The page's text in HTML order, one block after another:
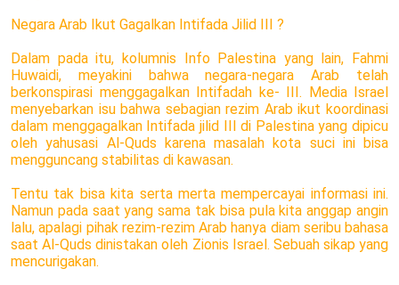
Negara Arab Ikut Gagalkan Intifada Jilid III ?
Dalam pada itu, kolumnis Info Palestina yang lain, Fahmi
Huwaidi, meyakini bahwa negara-negara Arab telah
berkonspirasi menggagalkan Intifadah ke- III. Media Israel
menyebarkan isu bahwa sebagian rezim Arab ikut koordinasi
dalam menggagalkan Intifada jilid III di Palestina yang dipicu
oleh yahusasi Al-Quds karena masalah kota suci ini bisa
mengguncang stabilitas di kawasan.
Tentu tak bisa kita serta merta mempercayai informasi ini.
Namun pada saat yang sama tak bisa pula kita anggap angin
lalu, apalagi pihak rezim-rezim Arab hanya diam seribu bahasa
saat Al-Quds dinistakan oleh Zionis Israel. Sebuah sikap yang
mencurigakan.